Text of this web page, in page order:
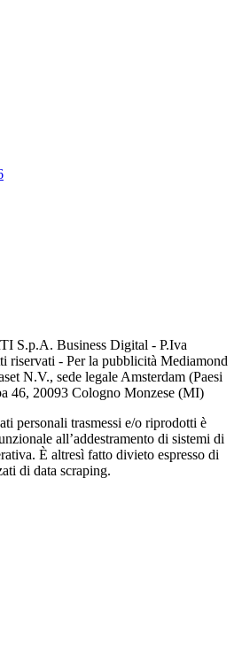
S.p.A. Business Digital - P.Iva
riservati - Per la pubblicità Mediamond
N.V., sede legale Amsterdam (Paesi
46, 20093 Cologno Monzese (MI)
personali trasmessi e/o riprodotti è
all’addestramento di sistemi di
È altresì fatto divieto espresso di
di data scraping.